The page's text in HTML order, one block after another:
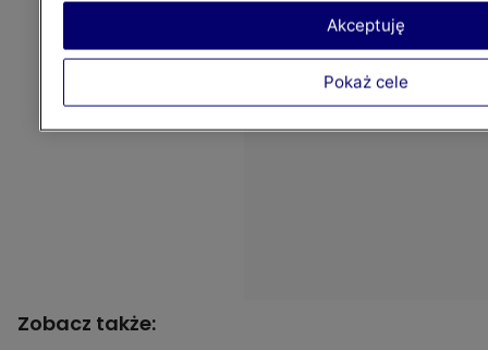
Zobacz także:
Pokaż cele
Akceptuję